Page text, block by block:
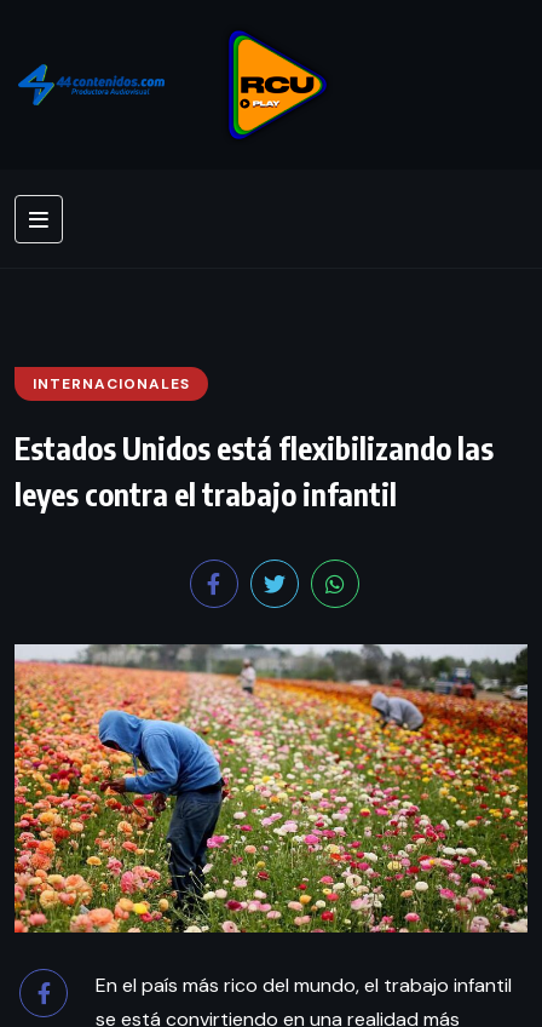
INTERNACIONALES
Estados Unidos está flexibilizando las
leyes contra el trabajo infantil
En el país más rico del mundo, el trabajo infantil
se está convirtiendo en una realidad más